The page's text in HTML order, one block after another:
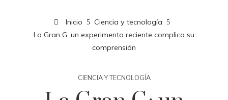
Inicio
Ciencia y tecnología
La Gran G: un experimento reciente complica su
comprensión
CIENCIA Y TECNOLOGÍA